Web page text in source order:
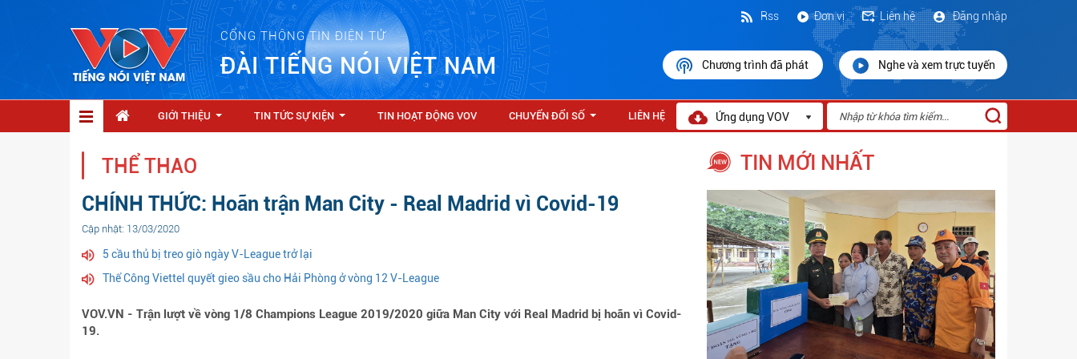
CỔNG THÔNG TIN ĐIỆN TỬ
ĐÀI TIẾNG NÓI VIỆT NAM
Đăng nhập
Liên hệ
Đơn vị
Rss
Chương trình đã phát Nghe và xem trực tuyến
GIỚI THIỆU TIN TỨC SỰ KIỆN TIN HOẠT ĐỘNG VOV CHUYỂN ĐỔI SỐ LIÊN HỆ Ứng dụng VOV
THỂ THAO
CHÍNH THỨC: Hoãn trận Man City - Real Madrid vì Covid-19
Cập nhật: 13/03/2020
5 cầu thủ bị treo giò ngày V-League trở lại
Thể Công Viettel quyết gieo sầu cho Hải Phòng ở vòng 12 V-League
VOV.VN - Trận lượt về vòng 1/8 Champions League 2019/2020 giữa Man City với Real Madrid bị hoãn vì Covid-
19.
TIN MỚI NHẤT